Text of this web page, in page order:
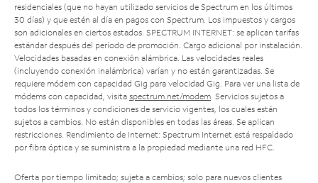
residenciales (que no hayan utilizado servicios de Spectrum en los últimos
30 días) y que estén al día en pagos con Spectrum. Los impuestos y cargos
son adicionales en ciertos estados. SPECTRUM INTERNET: se aplican tarifas
estándar después del período de promoción. Cargo adicional por instalación.
Velocidades basadas en conexión alámbrica. Las velocidades reales
(incluyendo conexión inalámbrica) varían y no están garantizadas. Se
requiere módem con capacidad Gig para velocidad Gig. Para ver una lista de
módems con capacidad, visita spectrum.net/modem . Servicios sujetos a
todos los términos y condiciones de servicio vigentes, los cuales están
sujetos a cambios. No están disponibles en todas las áreas. Se aplican
restricciones. Rendimiento de Internet: Spectrum Internet está respaldado
por fibra óptica y se suministra a la propiedad mediante una red HFC.
Oferta por tiempo limitado; sujeta a cambios; solo para nuevos clientes